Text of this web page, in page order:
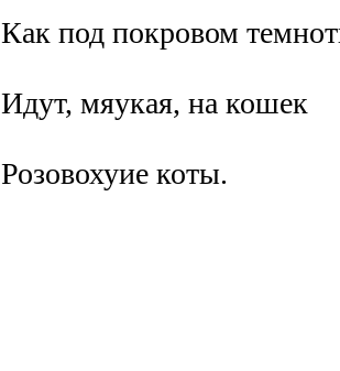
Как под покровом
Идут, мяукая, на кошек
Розовохуие коты.